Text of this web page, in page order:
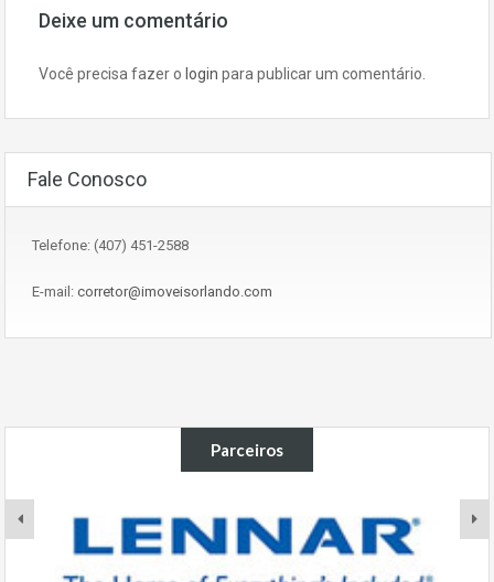
Deixe um comentário
Você precisa fazer o login para publicar um comentário.
Fale Conosco
Telefone: (407) 451-2588
E-mail: corretor@imoveisorlando.com
Parceiros